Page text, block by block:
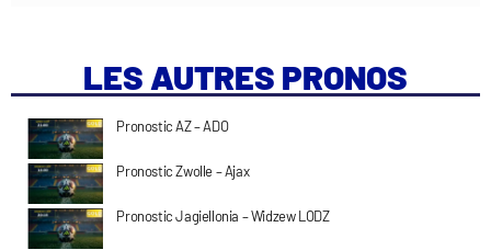
LES AUTRES PRONOS
Pronostic AZ – ADO
Pronostic Zwolle – Ajax
Pronostic Jagiellonia – Widzew LODZ